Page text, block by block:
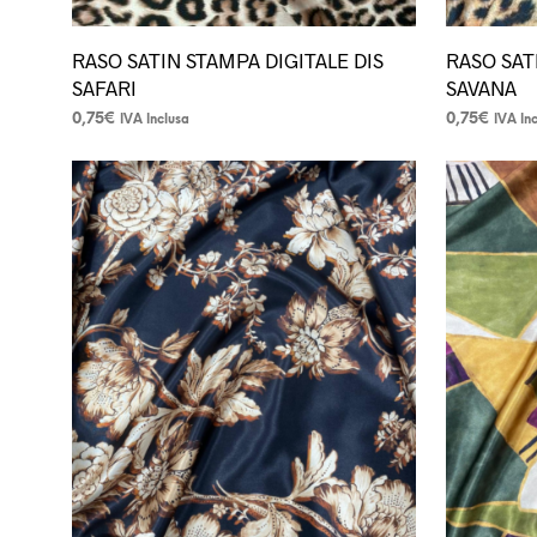
RASO SATIN STAMPA DIGITALE DIS
SAFARI
0,75€ IVA Inclusa
RASO
SAVANA
0,75€ IVA